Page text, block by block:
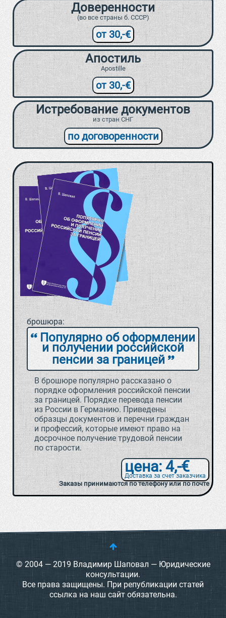
Доверенности
(во все страны б. СССР)
от 30,-€
Апостиль
Apostille
от 30,-€
Истребование документов
из стран СНГ
по договоренности
брошюра:
Популярно об оформлении
и получении российской
пенсии за границей
В брошюре популярно рассказано о
порядке оформления российской пенсии
за границей. Порядке перевода пенсии
из России в Германию. Приведены
образцы документов и перечни граждан
и профессий, которые имеют право на
досрочное получение трудовой пенсии
по старости.
цена: 4,-€
Доставка за счет заказчика
Заказы принимаются по телефону или по почте
© 2004 — 2019 Владимир Шаповал — Юридические
консультации.
Все права защищены. При републикации статей
ссылка на наш сайт обязательна.